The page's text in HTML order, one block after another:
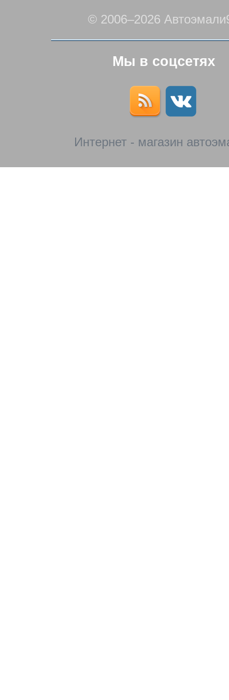
© 2006–2026
Мы в соцсетях
Интернет - магазин